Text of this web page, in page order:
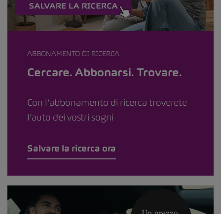
ABBONAMENTO DI RICERCA
Cercare. Abbonarsi. Trovare.
Con l’abbonamento di ricerca troverete
l’auto dei vostri sogni
Salvare la ricerca ora